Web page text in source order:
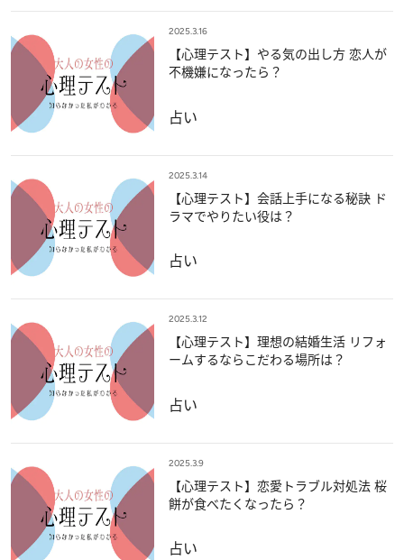
2025.3.16
【心理テスト】やる気の出し方 恋人が
不機嫌になったら？
占い
2025.3.14
【心理テスト】会話上手になる秘訣 ド
ラマでやりたい役は？
占い
2025.3.12
【心理テスト】理想の結婚生活 リフォ
ームするならこだわる場所は？
占い
2025.3.9
【心理テスト】恋愛トラブル対処法 桜
餅が食べたくなったら？
占い